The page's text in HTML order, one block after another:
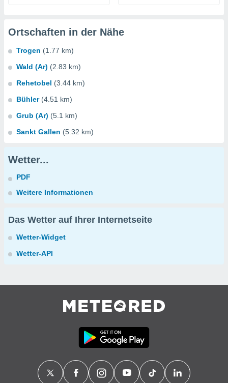
Ortschaften in der Nähe
Trogen (1.77 km)
Wald (Ar) (2.83 km)
Rehetobel (3.44 km)
Bühler (4.51 km)
Grub (Ar) (5.1 km)
Sankt Gallen (5.32 km)
Wetter...
PDF
Weitere Informationen
Das Wetter auf Ihrer Internetseite
Wetter-Widget
Wetter-API